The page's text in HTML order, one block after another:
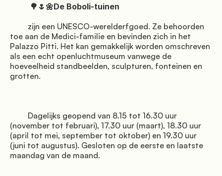
toe aan de Medici-familie en bevinden zich in het
Palazzo Pitti. Het kan gemakkelijk worden omschreven
als een echt openluchtmuseum vanwege de
hoeveelheid standbeelden, sculpturen, fonteinen en
grotten.
(november tot februari), 17.30 uur (maart), 18.30 uur
(april tot mei, september tot oktober) en 19.30 uur
(juni tot augustus). Gesloten op de eerste en laatste
maandag van de maand.